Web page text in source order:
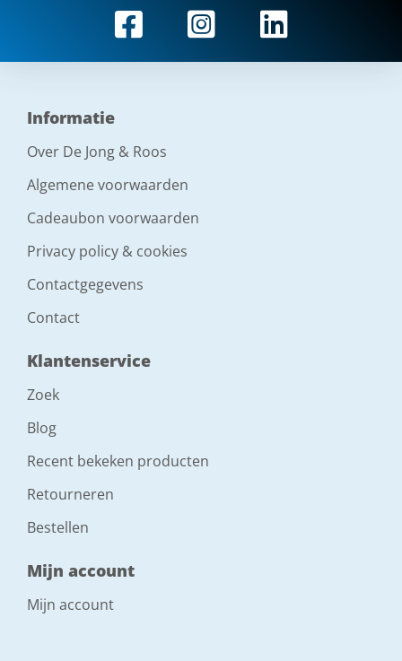
Informatie
Over De Jong & Roos
Algemene voorwaarden
Cadeaubon voorwaarden
Privacy policy & cookies
Contactgegevens
Contact
Klantenservice
Zoek
Blog
Recent bekeken producten
Retourneren
Bestellen
Mijn account
Mijn account